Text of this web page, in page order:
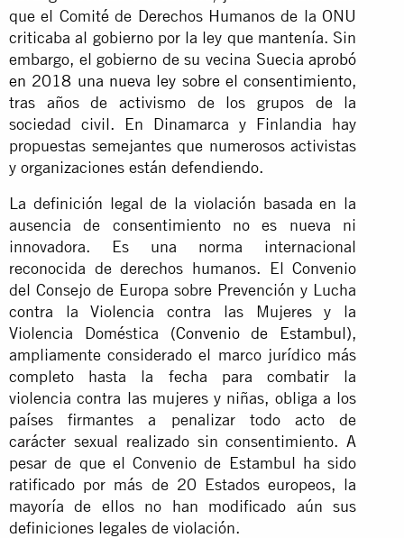
que el Comité de Derechos Humanos de la ONU
criticaba al gobierno por la ley que mantenía. Sin
embargo, el gobierno de su vecina Sueciaaprobó
en 2018 una nueva ley sobre el consentimiento,
tras años de activismo de los grupos de la
sociedad civil. En Dinamarca y Finlandia hay
propuestas semejantes que numerosos activistas
y organizaciones están defendiendo.
La definición legal de la violación basada en la
ausencia de consentimiento no es nueva ni
innovadora. Es una norma internacional
reconocida de derechos humanos. El Convenio
del Consejo de Europa sobre Prevención y Lucha
contra la Violencia contra las Mujeres y la
Violencia Doméstica (Convenio de Estambul),
ampliamente considerado el marco jurídico más
completo hasta la fecha para combatir la
violencia contra las mujeres y niñas, obliga a los
países firmantes a penalizar todo acto de
carácter sexual realizado sin consentimiento. A
pesar de que el Convenio de Estambul ha sido
ratificado por más de 20 Estados europeos, la
mayoría de ellos no han modificado aún sus
definiciones legales de violación.